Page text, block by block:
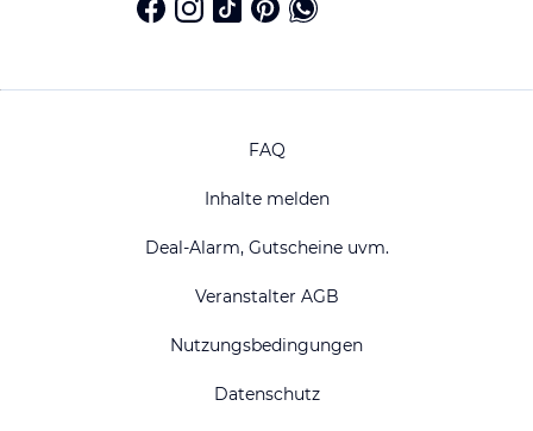
FAQ
Inhalte melden
Deal-Alarm, Gutscheine uvm.
Veranstalter AGB
Nutzungsbedingungen
Datenschutz